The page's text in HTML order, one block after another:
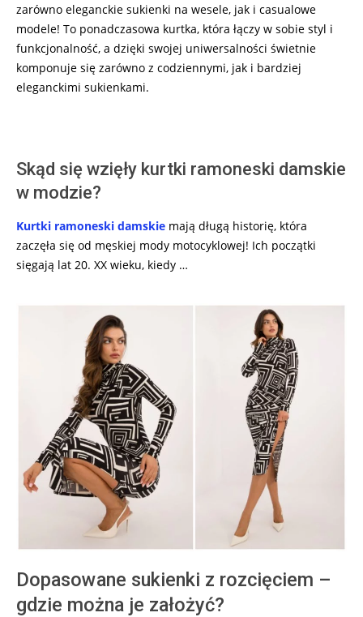
zarówno eleganckie sukienki na wesele, jak i casualowe
modele! To ponadczasowa kurtka, która łączy w sobie styl i
funkcjonalność, a dzięki swojej uniwersalności świetnie
komponuje się zarówno z codziennymi, jak i bardziej
eleganckimi sukienkami.
Skąd się wzięły kurtki ramoneski damskie
w modzie?
Kurtki ramoneski damskie mają długą historię, która
zaczęła się od męskiej mody motocyklowej! Ich początki
sięgają lat 20. XX wieku, kiedy …
Dopasowane sukienki z rozcięciem –
gdzie można je założyć?